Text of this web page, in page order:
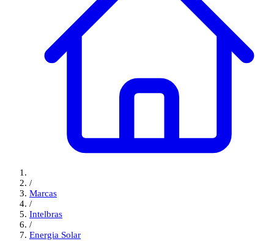
/
Marcas
/
Intelbras
/
Energia Solar